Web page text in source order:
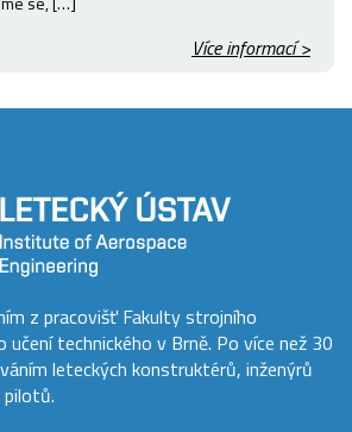
Více informací >
z pracovišť Fakulty strojního
technického v Brně. Po více než 30
leteckých konstruktérů, inženýrů